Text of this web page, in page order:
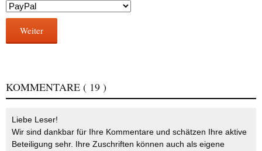
Weiter
KOMMENTARE ( 19 )
Liebe Leser!
Wir sind dankbar für Ihre Kommentare und schätzen Ihre aktive
Beteiligung sehr. Ihre Zuschriften können auch als eigene